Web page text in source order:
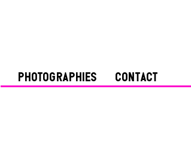
PHOTOGRAPHIES CONTACT